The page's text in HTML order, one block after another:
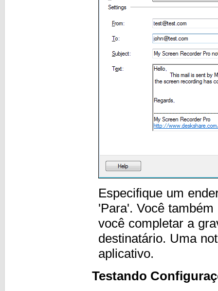
Especifique um
'Para'. Você
você completar a
destinatário. Uma
aplicativo.
Testando